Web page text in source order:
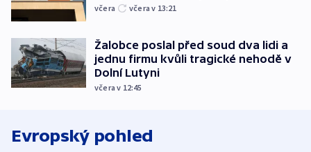
včera včera v 13:21
Žalobce poslal před soud dva lidi a
jednu firmu kvůli tragické nehodě v
Dolní Lutyni
včera v 12:45
Evropský pohled